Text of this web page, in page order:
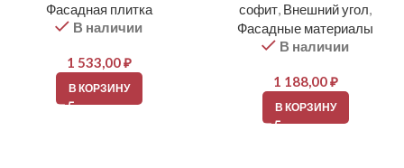
Фасадная плитка
В наличии
1 533,00₽
В КОРЗИНУ
софит, Внешний угол,
Фасадные материалы
В наличии
1 188,00₽
В КОРЗИНУ